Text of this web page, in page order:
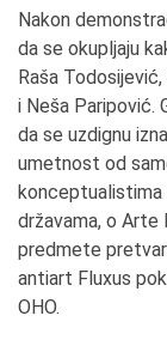
Nakon
da se okupljaju
Raša
i Neša Paripović.
da se uzdignu
umetnost od
konceptualistima
državama, o Arte
predmete
antiart Fluxus
OHO.